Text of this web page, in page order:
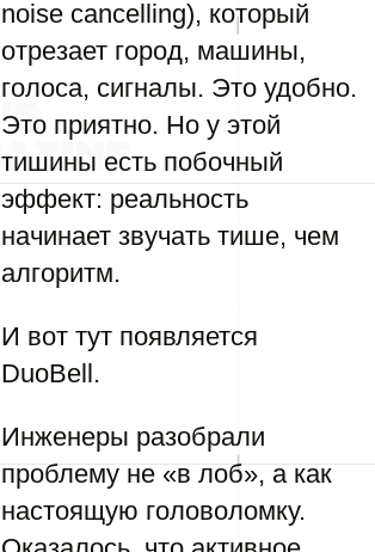
noise cancelling), который
отрезает город, машины,
голоса, сигналы. Это удобно.
Это приятно. Но у этой
тишины есть побочный
эффект: реальность
начинает звучать тише, чем
алгоритм.
И вот тут появляется
DuoBell.
Инженеры разобрали
проблему не «в лоб», а как
настоящую головоломку.